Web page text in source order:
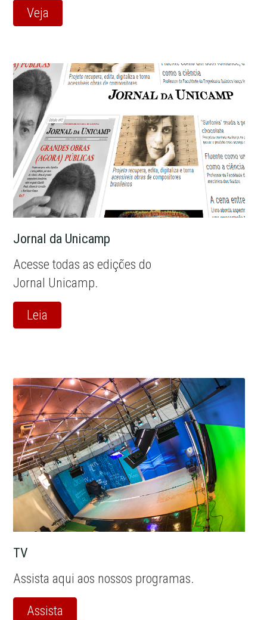
Veja
Jornal da Unicamp
Acesse todas as edições do
Jornal Unicamp.
Leia
TV
Assista aqui aos nossos programas.
Assista